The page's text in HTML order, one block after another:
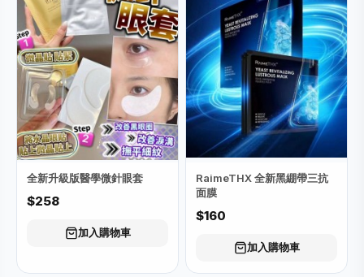
全新升級版醫學微針眼套
$258
加入購物車
RaimeTHX 全新黑綳帶三抗
面膜
$160
加入購物車